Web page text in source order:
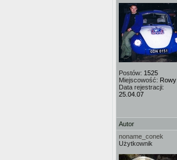
Postów: 1525
Miejscowość: Rowy
Data rejestracji:
25.04.07
Autor
noname_conek
Użytkownik